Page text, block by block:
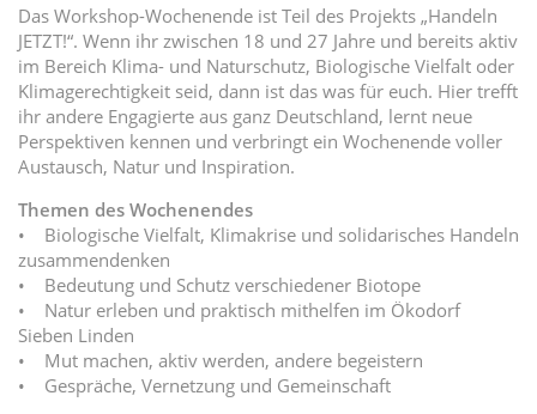
Das Workshop-Wochenende ist Teil des Projekts „Handeln
JETZT!“. Wenn ihr zwischen 18 und 27 Jahre und bereits aktiv
im Bereich Klima- und Naturschutz, Biologische Vielfalt oder
Klimagerechtigkeit seid, dann ist das was für euch. Hier trefft
ihr andere Engagierte aus ganz Deutschland, lernt neue
Perspektiven kennen und verbringt ein Wochenende voller
Austausch, Natur und Inspiration.
Themen des Wochenendes
• Biologische Vielfalt, Klimakrise und solidarisches Handeln
zusammendenken
• Bedeutung und Schutz verschiedener Biotope
• Natur erleben und praktisch mithelfen im Ökodorf
Sieben Linden
• Mut machen, aktiv werden, andere begeistern
• Gespräche, Vernetzung und Gemeinschaft